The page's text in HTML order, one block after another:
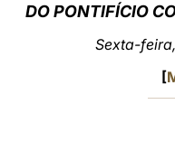
DO PONTIFÍCIO
Sexta-
[